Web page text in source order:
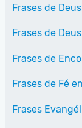
Frases de Deus
Frases de
Frases de
Frases de Fé
Frases